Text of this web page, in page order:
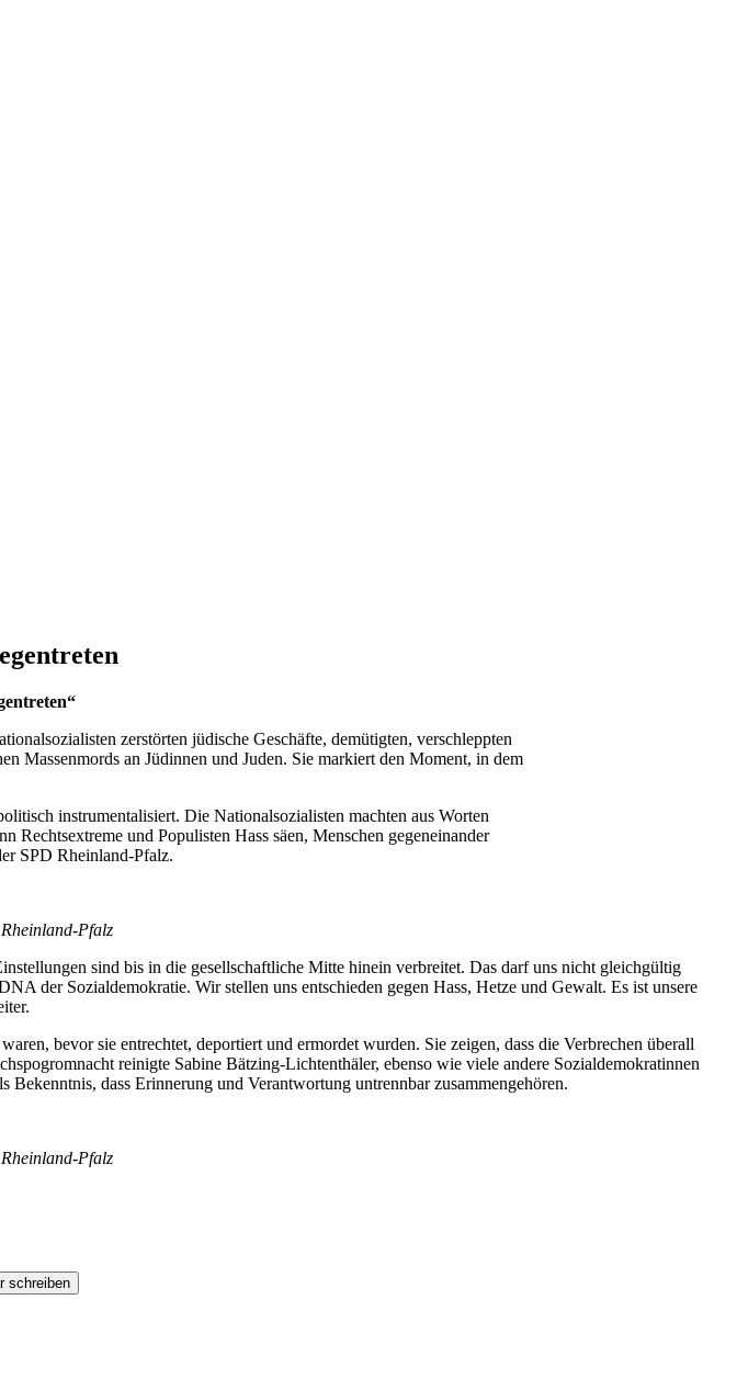
zerstörten jüdische Geschäfte, demütigten, verschleppten
Massenmords an Jüdinnen und Juden. Sie markiert den Moment, in dem
instrumentalisiert. Die Nationalsozialisten machten aus Worten
und Populisten Hass säen, Menschen gegeneinander
SPD Rheinland-Pfalz.
Pfalz
sind bis in die gesellschaftliche Mitte hinein verbreitet. Das darf uns nicht gleichgültig
der Sozialdemokratie. Wir stellen uns entschieden gegen Hass, Hetze und Gewalt. Es ist unsere
bevor sie entrechtet, deportiert und ermordet wurden. Sie zeigen, dass die Verbrechen überall
reinigte Sabine Bätzing-Lichtenthäler, ebenso wie viele andere Sozialdemokratinnen
dass Erinnerung und Verantwortung untrennbar zusammengehören.
Pfalz